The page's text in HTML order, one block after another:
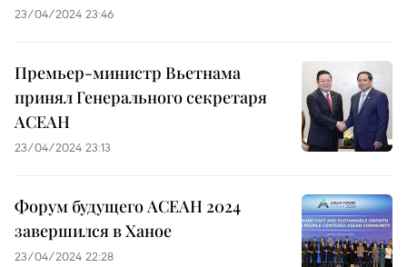
23/04/2024 23:46
Премьер-министр Вьетнама
принял Генерального секретаря
АСЕАН
23/04/2024 23:13
Форум будущего АСЕАН 2024
завершился в Ханое
23/04/2024 22:28